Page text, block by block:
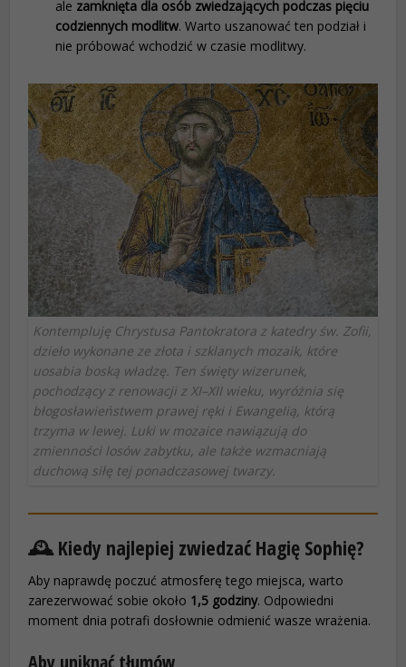
ale zamknięta dla osób zwiedzających podczas pięciu
codziennych modlitw. Warto uszanować ten podział i
nie próbować wchodzić w czasie modlitwy.
Kontempluję Chrystusa Pantokratora z katedry św. Zofii,
dzieło wykonane ze złota i szklanych mozaik, które
uosabia boską władzę. Ten święty wizerunek,
pochodzący z renowacji z XI–XII wieku, wyróżnia się
błogosławieństwem prawej ręki i Ewangelią, którą
trzyma w lewej. Luki w mozaice nawiązują do
zmienności losów zabytku, ale także wzmacniają
duchową siłę tej ponadczasowej twarzy.
🕰️ Kiedy najlepiej zwiedzać Hagię Sophię?
Aby naprawdę poczuć atmosferę tego miejsca, warto
zarezerwować sobie około 1,5 godziny. Odpowiedni
moment dnia potrafi dosłownie odmienić wasze wrażenia.
Aby uniknąć tłumów